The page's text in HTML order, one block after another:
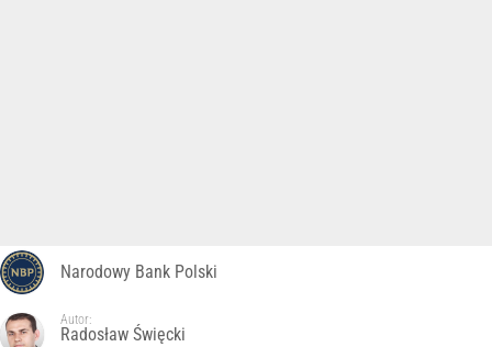
Narodowy Bank Polski
Autor:
Radosław Święcki